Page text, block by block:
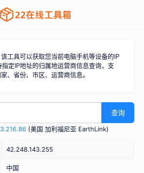
工具可以获取您当前电脑手机等设备的IP
定IP地址的归属地运营商信息查询，支
、省份、市区、运营商信息。
查询
(美国 加利福尼亚 EarthLink)
42.248.143.255
中国